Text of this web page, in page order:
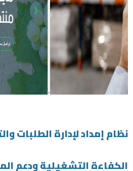
نظام إمداد لإدارة الطلبات
الكفاءة التشغيلية ودعم